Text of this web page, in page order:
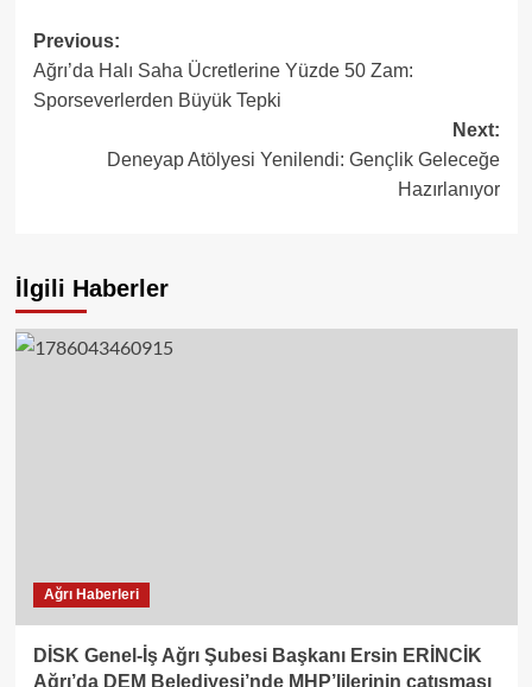
Post
navigation
Previous:
Ağrı’da Halı Saha Ücretlerine Yüzde 50 Zam:
Sporseverlerden Büyük Tepki
Next:
Deneyap Atölyesi Yenilendi: Gençlik Geleceğe
Hazırlanıyor
İlgili Haberler
Ağrı Haberleri
DİSK Genel-İş Ağrı Şubesi Başkanı Ersin ERİNCİK
Ağrı’da DEM Belediyesi’nde MHP’lilerinin çatışması